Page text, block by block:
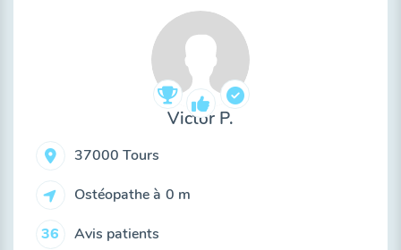
Victor P.
37000 Tours
Ostéopathe à 0 m
36 Avis patients